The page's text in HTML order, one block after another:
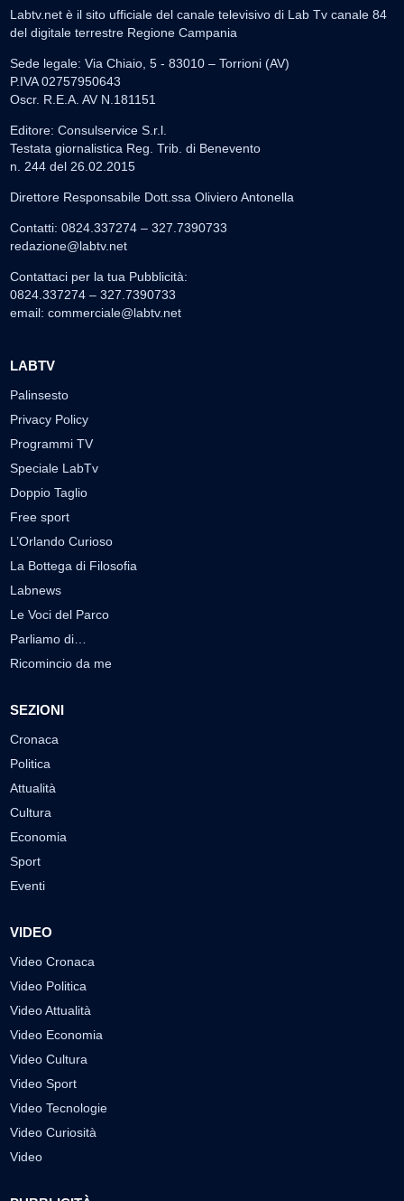
Labtv.net è il sito ufficiale del canale televisivo di Lab Tv canale 84
del digitale terrestre Regione Campania
Sede legale: Via Chiaio, 5 - 83010 – Torrioni (AV)
P.IVA 02757950643
Oscr. R.E.A. AV N.181151
Editore: Consulservice S.r.l.
Testata giornalistica Reg. Trib. di Benevento
n. 244 del 26.02.2015
Direttore Responsabile Dott.ssa Oliviero Antonella
Contatti: 0824.337274 – 327.7390733
redazione@labtv.net
Contattaci per la tua Pubblicità:
0824.337274 – 327.7390733
email: commerciale@labtv.net
LABTV
Palinsesto
Privacy Policy
Programmi TV
Speciale LabTv
Doppio Taglio
Free sport
L’Orlando Curioso
La Bottega di Filosofia
Labnews
Le Voci del Parco
Parliamo di…
Ricomincio da me
SEZIONI
Cronaca
Politica
Attualità
Cultura
Economia
Sport
Eventi
VIDEO
Video Cronaca
Video Politica
Video Attualità
Video Economia
Video Cultura
Video Sport
Video Tecnologie
Video Curiosità
Video